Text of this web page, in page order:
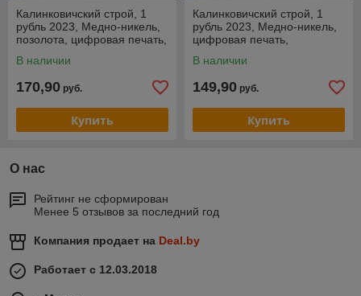
Калинковичский строй, 1
рубль 2023, Медно-никель,
позолота, цифровая печать,
В наличии
170,90 руб.
Купить
Калинковичский строй, 1
рубль 2023, Медно-никель,
цифровая печать,
В наличии
149,90 руб.
Купить
О нас
Рейтинг не сформирован
Менее 5 отзывов за последний год
Компания продает на Deal.by
Работает с 12.03.2018